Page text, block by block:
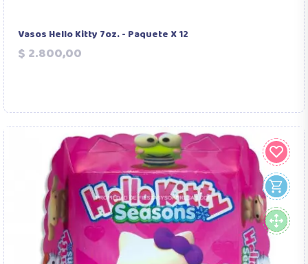
Vasos Hello Kitty 7oz. - Paquete X 12
$ 2.800,00